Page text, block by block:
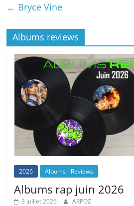
o
o
k
at
← Bryce Vine
Albums reviews
2026 Albums - Reviews
Albums rap juin 2026
3 juillet 2026 ARPOZ